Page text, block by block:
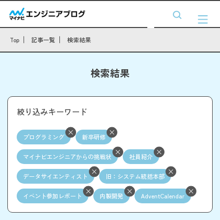
Top 記事一覧 検索結果
検索結果
絞り込みキーワード
プログラミング 新卒研修
マイナビエンジニアからの挑戦状 社員紹介
データサイエンティスト 旧：システム統括本部
イベント参加レポート 内製開発 AdventCalendar